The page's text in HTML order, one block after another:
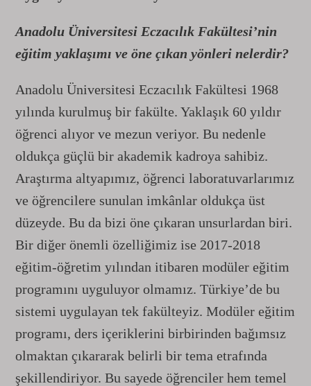
Anadolu Üniversitesi Eczacılık Fakültesi’nin
eğitim yaklaşımı ve öne çıkan yönleri nelerdir?
Anadolu Üniversitesi Eczacılık Fakültesi 1968
yılında kurulmuş bir fakülte. Yaklaşık 60 yıldır
öğrenci alıyor ve mezun veriyor. Bu nedenle
oldukça güçlü bir akademik kadroya sahibiz.
Araştırma altyapımız, öğrenci laboratuvarlarımız
ve öğrencilere sunulan imkânlar oldukça üst
düzeyde. Bu da bizi öne çıkaran unsurlardan biri.
Bir diğer önemli özelliğimiz ise 2017-2018
eğitim-öğretim yılından itibaren modüler eğitim
programını uyguluyor olmamız. Türkiye’de bu
sistemi uygulayan tek fakülteyiz. Modüler eğitim
programı, ders içeriklerini birbirinden bağımsız
olmaktan çıkararak belirli bir tema etrafında
şekillendiriyor. Bu sayede öğrenciler hem temel